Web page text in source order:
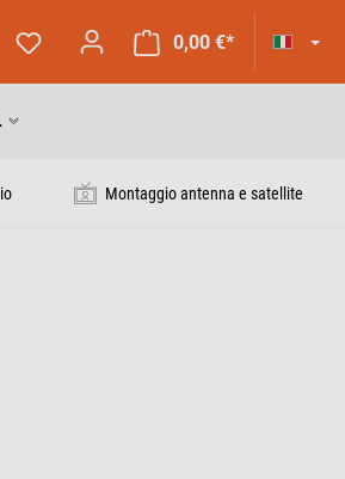
0,00 €*
Montaggio antenna e satellite